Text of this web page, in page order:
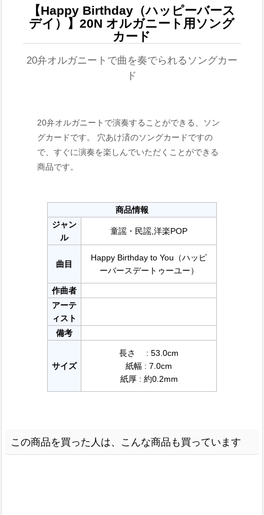
【Happy Birthday（ハッピーバース
デイ）】20N オルガニート用ソング
カード
20弁オルガニートで曲を奏でられるソングカー
ド
20弁オルガニートで演奏することができる、ソン
グカードです。 穴あけ済のソングカードですの
で、すぐに演奏を楽しんでいただくことができる
商品です。
商品情報
ジャン
ル
童謡・民謡,洋楽POP
曲目
Happy Birthday to You（ハッピ
ーバースデートゥーユー）
作曲者
アーテ
ィスト
備考
サイズ
長さ : 53.0cm
紙幅 : 7.0cm
紙厚 : 約0.2mm
この商品を買った人は、こんな商品も買っています